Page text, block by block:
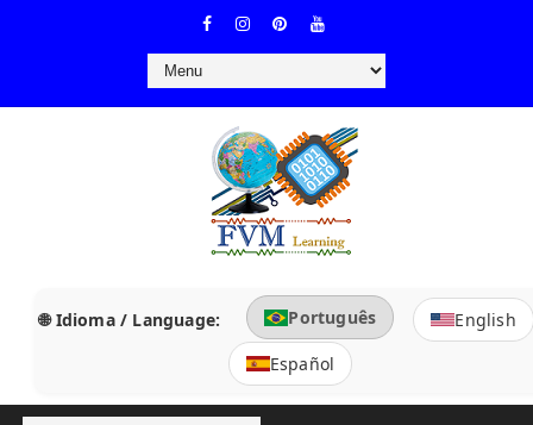
🌐 Idioma / Language: Português
English
Español